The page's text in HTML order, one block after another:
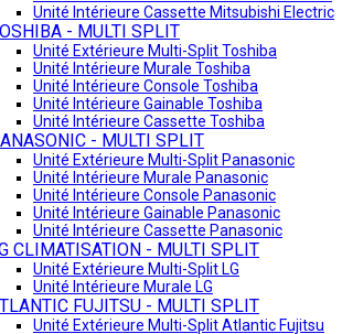
Unité Intérieure Cassette Mitsubishi Electric
- MULTI SPLIT
Unité Extérieure Multi-Split Toshiba
Unité Intérieure Murale Toshiba
Unité Intérieure Console Toshiba
Unité Intérieure Gainable Toshiba
Unité Intérieure Cassette Toshiba
- MULTI SPLIT
Unité Extérieure Multi-Split Panasonic
Unité Intérieure Murale Panasonic
Unité Intérieure Console Panasonic
Unité Intérieure Gainable Panasonic
Unité Intérieure Cassette Panasonic
CLIMATISATION - MULTI SPLIT
Unité Extérieure Multi-Split LG
Unité Intérieure Murale LG
FUJITSU - MULTI SPLIT
Unité Extérieure Multi-Split Atlantic Fujitsu